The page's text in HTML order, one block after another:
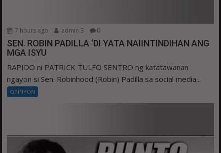
7 hours ago admin 3 0
SEN. ROBIN PADILLA ‘DI YATA NAIINTINDIHAN ANG
MGA ISYU
RAPIDO ni PATRICK TULFO SENTRO ng katatawanan
ngayon si Sen. Robinhood (Robin) Padilla sa social media...
OPINYON